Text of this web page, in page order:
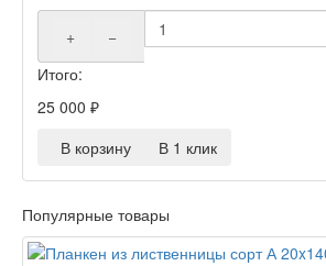
+
−
Итого:
25 000 ₽
В корзину
В 1 клик
Популярные товары